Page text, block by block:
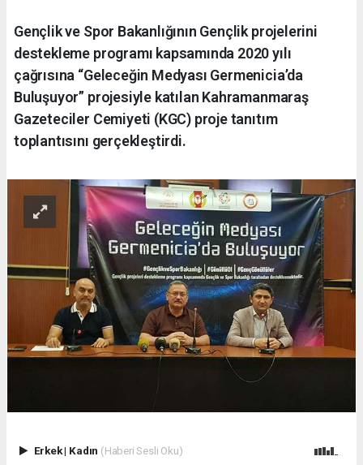
Gençlik ve Spor Bakanlığının Gençlik projelerini
destekleme programı kapsamında 2020 yılı
çağrısına “Geleceğin Medyası Germenicia’da
Buluşuyor” projesiyle katılan Kahramanmaraş
Gazeteciler Cemiyeti (KGC) proje tanıtım
toplantısını gerçekleştirdi.
Erkek| Kadın (Haberi Sesli Oku)